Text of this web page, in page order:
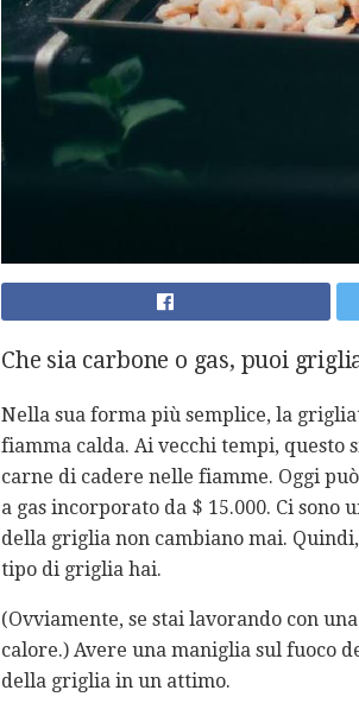
Che sia carbone o gas, puoi
Nella sua forma più semplice, la
fiamma calda. Ai vecchi tempi, questo
carne di cadere nelle fiamme. Oggi
a gas incorporato da $ 15.000. Ci
della griglia non cambiano mai.
tipo di griglia hai.
(Ovviamente, se stai lavorando con
calore.) Avere una maniglia sul fuoco
della griglia in un attimo.